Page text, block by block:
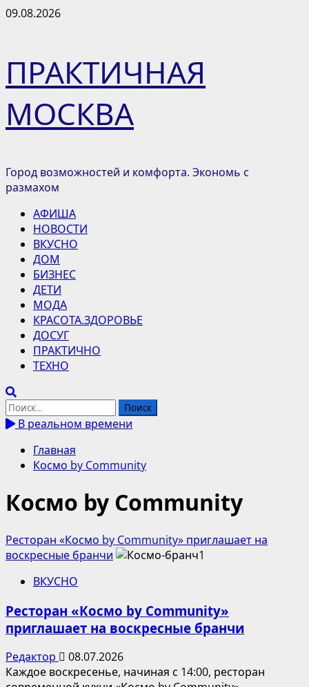
Перейти
09.08.2026
ПРАКТИЧНАЯ
МОСКВА
Город возможностей и комфорта. Экономь с
размахом
Основное
меню
АФИША
НОВОСТИ
ВКУСНО
ДОМ
БИЗНЕС
ДЕТИ
МОДА
КРАСОТА.ЗДОРОВЬЕ
ДОСУГ
ПРАКТИЧНО
ТЕХНО
Найти:
В реальном времени
Главная
Космо by Community
Космо by Community
Ресторан «Космо by Community» приглашает на
воскресные бранчи
ВКУСНО
Ресторан «Космо by Community»
приглашает на воскресные бранчи
Редактор
08.07.2026
Каждое воскресенье, начиная с 14:00, ресторан